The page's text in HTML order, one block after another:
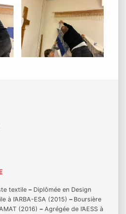
textile –Diplômée en Design
à l’ARBA-ESA (2015) – Boursière
(2016) –Agrégée de l’AESS à